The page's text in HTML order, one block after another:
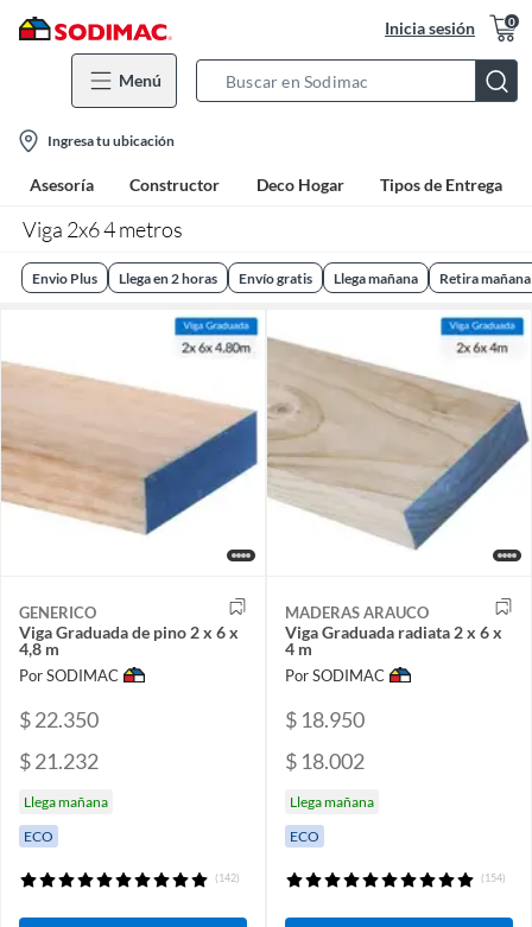
Inicia sesión 0
Menú
Bar
location-
icon
Ingresa tu ubicación
Asesoría Constructor Deco Hogar Tipos de Entrega
Viga 2x6 4 metros
Envio Plus Llega en 2 horas Envío gratis Llega mañana Retira mañana
GENERICO
Viga Graduada de pino 2 x 6 x
4,8 m
Por SODIMAC
$ 22.350
$ 21.232
Llega mañana
ECO
(142)
MADERAS ARAUCO
Viga Graduada radiata 2 x 6 x
4 m
Por SODIMAC
$ 18.950
$ 18.002
Llega mañana
ECO
(154)